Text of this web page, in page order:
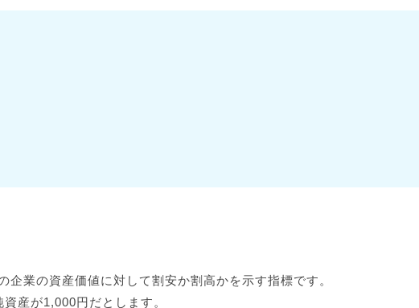
企業の資産価値に対して割安か割高かを示す指標です。
産が1,000円だとします。